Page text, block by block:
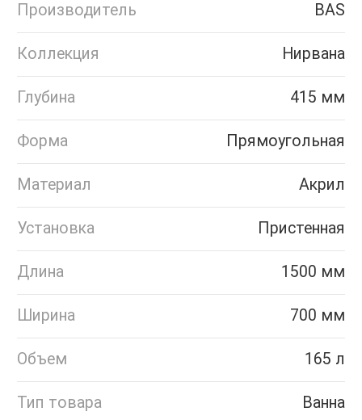
Производитель BAS
Коллекция Нирвана
Глубина 415 мм
Форма Прямоугольная
Материал Акрил
Установка Пристенная
Длина 1500 мм
Ширина 700 мм
Объем 165 л
Тип товара Ванна